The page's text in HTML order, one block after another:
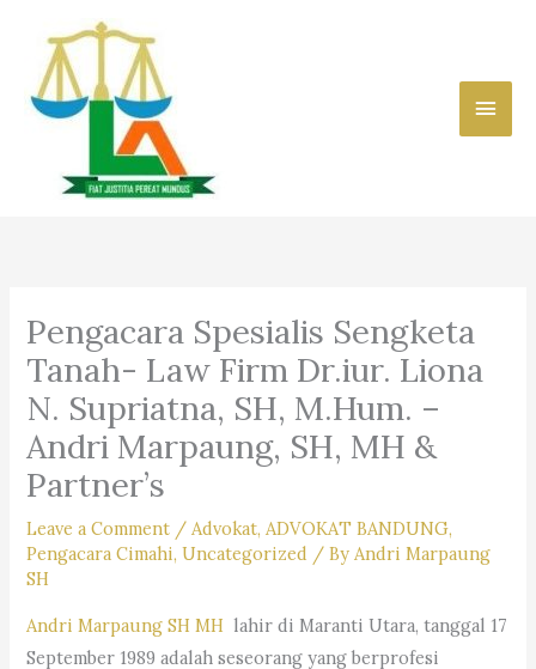
content
Main
Pengacara Spesialis Sengketa
Tanah- Law Firm Dr.iur. Liona
N. Supriatna, SH, M.Hum. –
Andri Marpaung, SH, MH &
Partner’s
Leave a Comment /Advokat,ADVOKAT BANDUNG,
Pengacara Cimahi,Uncategorized / ByAndri Marpaung
SH
Andri Marpaung SH MH lahir di Maranti Utara, tanggal 17
September 1989 adalah seseorang yang berprofesi